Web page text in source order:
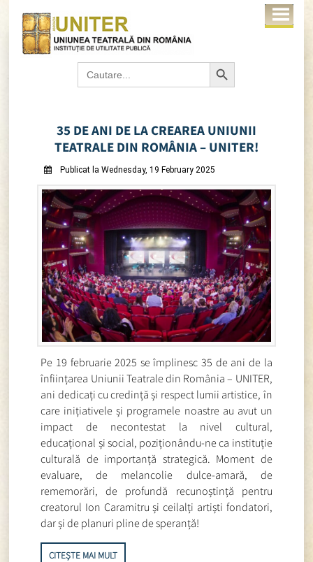
Search
for:
Search Button
35 DE ANI DE LA CREAREA UNIUNII
TEATRALE DIN ROMÂNIA – UNITER!
Publicat la Wednesday, 19 February 2025
Pe 19 februarie 2025 se împlinesc 35 de ani de la
înființarea Uniunii Teatrale din România – UNITER,
ani dedicați cu credință și respect lumii artistice, în
care inițiativele și programele noastre au avut un
impact de necontestat la nivel cultural,
educațional și social, poziționându-ne ca instituție
culturală de importanță strategică. Moment de
evaluare, de melancolie dulce-amară, de
rememorări, de profundă recunoștință pentru
creatorul Ion Caramitru și ceilalți artiști fondatori,
dar și de planuri pline de speranță!
CITEȘTE MAI MULT